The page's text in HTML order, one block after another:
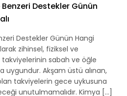
Destekler Günün
Destekler Günün Hangi
zihinsel, fiziksel ve
sabah ve öğle
uygundur. Akşam üstü alınan,
takviyelerin gece uykusuna
unutulmamalıdır. Kimya [...]